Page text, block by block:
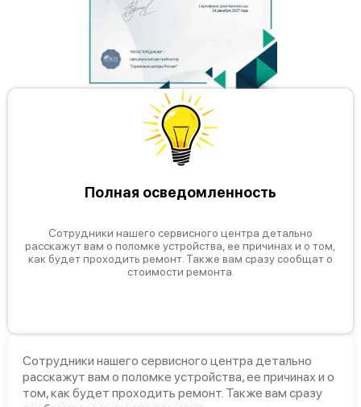
Mimaki CG-60AR
Mimaki CG-130AR
Mimaki CG-100AR
Полная осведомленность
Сотрудники нашего сервисного центра детально
расскажут вам о поломке устройства, ее причинах и о том,
как будет проходить ремонт. Также вам сразу сообщат о
стоимости ремонта.
Сотрудники нашего сервисного центра детально
расскажут вам о поломке устройства, ее причинах и о
том, как будет проходить ремонт. Также вам сразу